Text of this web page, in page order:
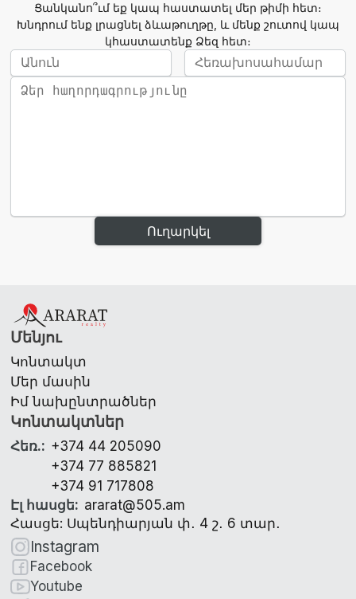
Ցանկանո՞ւմ եք կապ հաստատել մեր թիմի հետ։
Խնդրում ենք լրացնել ձևաթուղթը, և մենք շուտով կապ
կհաստատենք Ձեզ հետ։
Ուղարկել
Մենյու
Կոնտակտ
Մեր մասին
Իմ նախընտրածներ
Կոնտակտներ
Հեռ.: +374 44 205090
+374 77 885821
+374 91 717808
Էլ հասցե: ararat@505.am
Հասցե: Սպենդիարյան փ․ 4 շ․ 6 տար․
Instagram
Facebook
Youtube